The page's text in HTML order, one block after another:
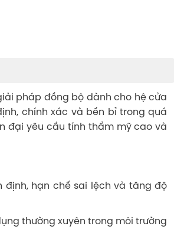
pháp đồng bộ dành cho hệ cửa
chính xác và bền bỉ trong quá
đại yêu cầu tính thẩm mỹ cao và
hạn chế sai lệch và tăng độ
thường xuyên trong môi trường